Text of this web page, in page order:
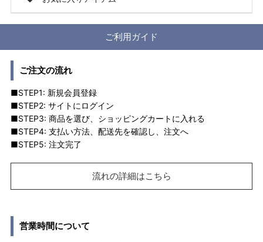
ご利用ガイド
ご注文の流れ
■STEP1: 新規会員登録
■STEP2: サイトにログイン
■STEP3: 商品を選び、ショッピングカートに入れる
■STEP4: 支払い方法、配送先を確認し、注文へ
■STEP5: 注文完了
流れの詳細はこちら
営業時間について